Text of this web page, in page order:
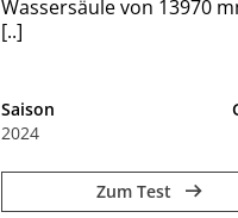
Wassersäule von 13970
[..]
Saison
2024
Zum Test